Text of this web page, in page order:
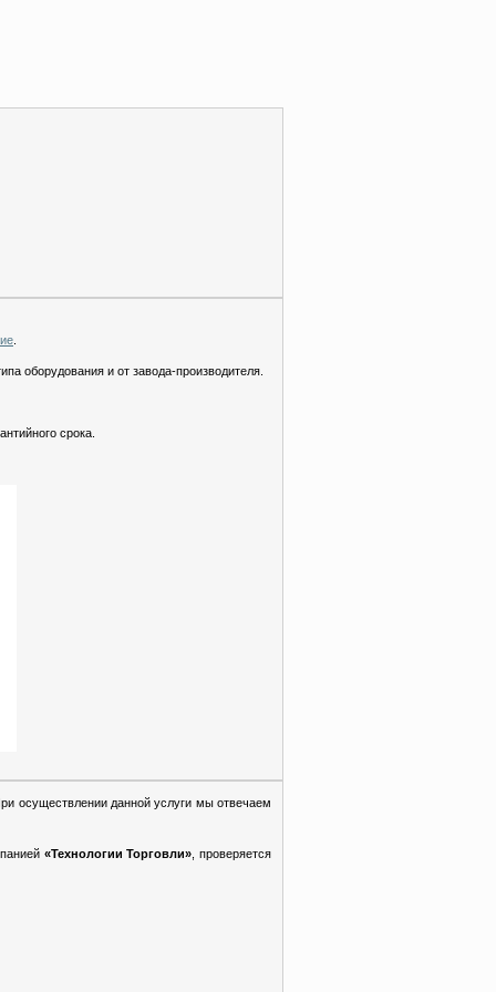
оборудования и от завода-производителя.
срока.
осуществлении данной услуги мы отвечаем
«Технологии Торговли» , проверяется